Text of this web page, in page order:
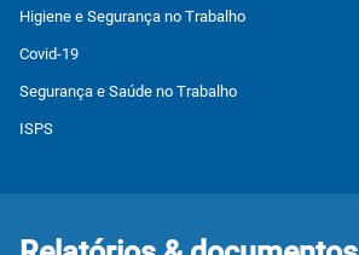
Higiene e Segurança no Trabalho
Covid-19
Segurança e Saúde no Trabalho
ISPS